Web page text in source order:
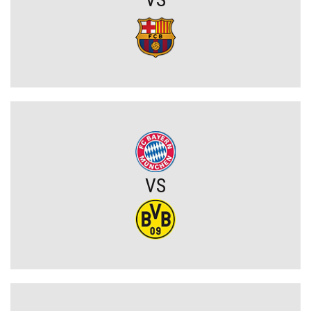
Szokujący zwrot akcji na rynku transferowym. Gwiazdor odrzucił
ofertę Real Madryti zagra w Barcelonie
OFICJALNIE: Vinicius Junior przedłużył kontrakt z Realem Madryt!
Raków rozczarował. Szwedzi wyjechali spod Jasnej Góry z cennym
Koszmarny mecz GKS. Katowiczanie zawalili w obronie i na
VS